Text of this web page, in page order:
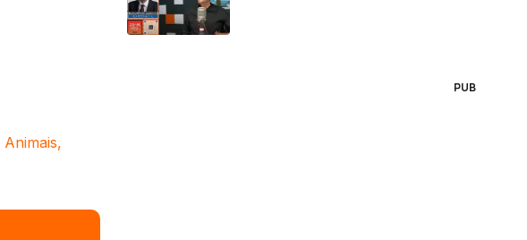
Animais,
PUB